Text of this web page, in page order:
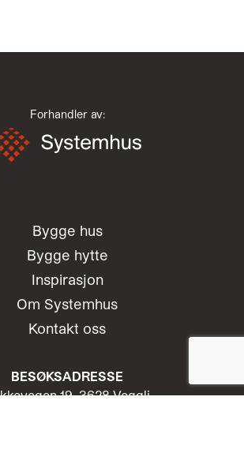
Forhandler av:
Bygge hus
Bygge hytte
Inspirasjon
Om Systemhus
Kontakt oss
BESØKSADRESSE
19, 3628 Veggli